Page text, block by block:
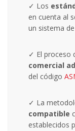
✓ Los
en cuenta al
un sistema
✓ El proceso
comercial
del código
✓ La
compatible
establecidos